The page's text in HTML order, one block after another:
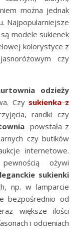
można jednak
Najpopularniejsze
modele sukienek
kolorystyce z
czy
odzieży
Czysukienka z
randki czy
powstała z
czy butików
internetowe.
ożywi
sukienki
np. w lamparcie
bezpośrednio od
większe ilości
i odcieniach